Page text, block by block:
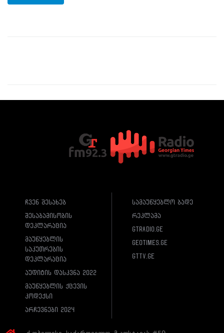
ჩვენ შესახებ
შესაბამისობის
დეკლარაცია
მაუწყებლის
საკუთრების
დეკლარაცია
აუდიტის დასკვნა 2022
მაუწყებლის ქცევის
კოდექსი
არჩევნები 2024
სამაუწყებლო ბადე
რეკლამა
gtradio.ge
geotimes.ge
gttv.ge